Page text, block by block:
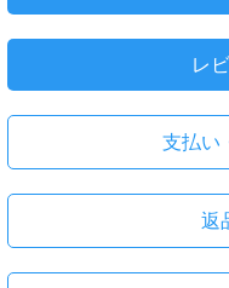
レ
支払い
返